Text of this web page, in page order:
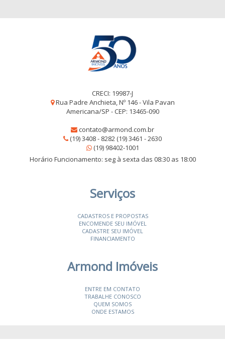
CRECI: 19987-J
Rua Padre Anchieta, Nº 146 - Vila Pavan
Americana/SP - CEP: 13465-090
contato@armond.com.br
(19) 3408 - 8282 (19) 3461 - 2630
(19) 98402-1001
Horário Funcionamento: seg à sexta das 08:30 as 18:00
Serviços
CADASTROS E PROPOSTAS
ENCOMENDE SEU IMÓVEL
CADASTRE SEU IMÓVEL
FINANCIAMENTO
Armond Imóveis
ENTRE EM CONTATO
TRABALHE CONOSCO
QUEM SOMOS
ONDE ESTAMOS